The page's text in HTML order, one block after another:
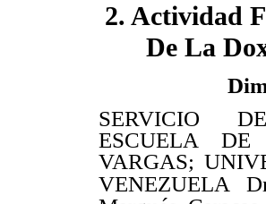
2. Actividad
De La
SERVICIO
ESCUELA
VARGAS;
VENEZUELA